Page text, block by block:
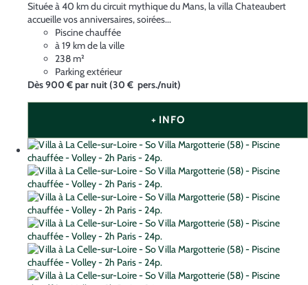
Située à 40 km du circuit mythique du Mans, la villa Chateaubert
accueille vos anniversaires, soirées...
Piscine chauffée
à 19 km de la ville
238 m²
Parking extérieur
Dès900 €par nuit(30 € pers./nuit)
+ INFO